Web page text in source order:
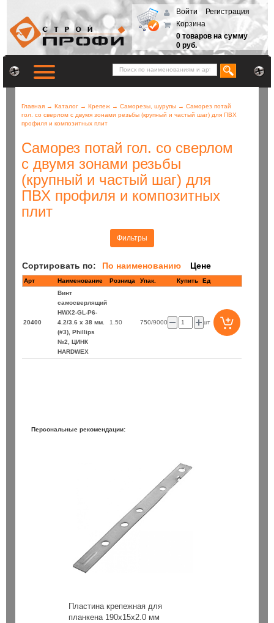
Войти
Регистрация
Корзина
0 товаров на сумму
0 руб.
Главная → Каталог → Крепеж → Саморезы, шурупы → Саморез потай
гол. со сверлом с двумя зонами резьбы (крупный и частый шаг) для ПВХ
профиля и композитных плит
Саморез потай гол. со сверлом
с двумя зонами резьбы
(крупный и частый шаг) для
ПВХ профиля и композитных
плит
Фильтры
8х 50/110 / Bionic Pro Heller
Сортировать по: По наименованию Цене
Арт Наименование Розница Купить Ед
20400
Винт
самосверлящий
HWX2-GL-P6-
4.2/3.6 х 38 мм.
(#3), Phillips
№2, ЦИНК
HARDWEX
1.50 750/9000 шт
Персональные рекомендации:
Пластина крепежная для
планкена 190х15х2.0 мм